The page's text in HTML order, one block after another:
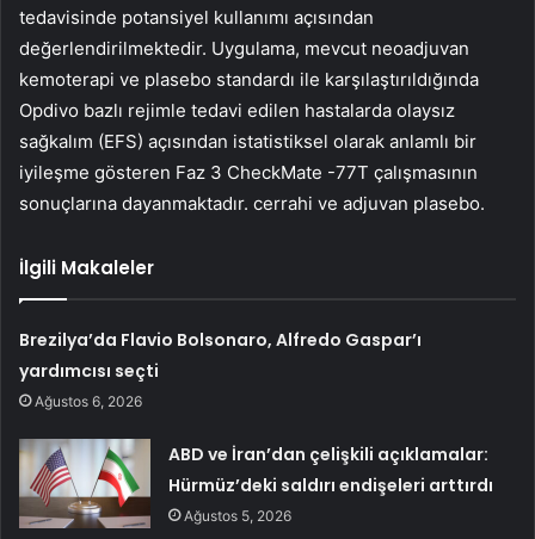
tedavisinde potansiyel kullanımı açısından
değerlendirilmektedir. Uygulama, mevcut neoadjuvan
kemoterapi ve plasebo standardı ile karşılaştırıldığında
Opdivo bazlı rejimle tedavi edilen hastalarda olaysız
sağkalım (EFS) açısından istatistiksel olarak anlamlı bir
iyileşme gösteren Faz 3 CheckMate -77T çalışmasının
sonuçlarına dayanmaktadır. cerrahi ve adjuvan plasebo.
İlgili Makaleler
Brezilya’da Flavio Bolsonaro, Alfredo Gaspar’ı
yardımcısı seçti
Ağustos 6, 2026
ABD ve İran’dan çelişkili açıklamalar:
Hürmüz’deki saldırı endişeleri arttırdı
Ağustos 5, 2026